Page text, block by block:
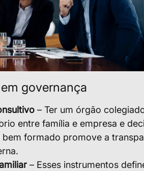
governança
– Ter um órgão
entre família e empresa e
formado promove a
– Esses instrumentos